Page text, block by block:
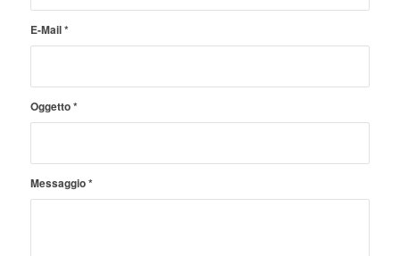
E-Mail*
Oggetto*
Messaggio*